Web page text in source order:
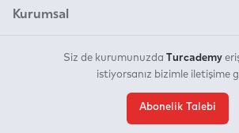
Kurumsal
Siz de kurumunuzda Turcademy
istiyorsanız bizimle iletişime
Abonelik Talebi